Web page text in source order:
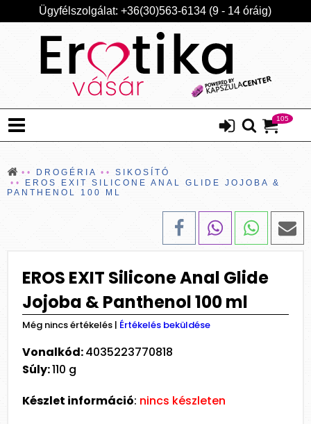
Ügyfélszolgálat: +36(30)563-6134 (9 - 14 óráig)
105
DROGÉRIA
SIKOSÍTÓ
EROS EXIT SILICONE ANAL GLIDE JOJOBA &
PANTHENOL 100 ML
EROS EXIT Silicone Anal Glide
Jojoba & Panthenol 100 ml
Még nincs értékelés | Értékelés beküldése
Vonalkód:4035223770818
Súly:110 g
Készlet információ: nincs készleten